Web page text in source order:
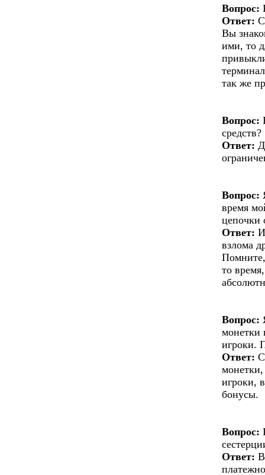
Вопрос:
Ответ:
Вы
ими, то
так же
Вопрос:
средств?
Ответ:
Вопрос:
время
цепочки
Ответ:
взлома
то
Вопрос:
монетки
игроки.
Ответ:
монетки,
игроки,
бонусы.
Вопрос:
Ответ: